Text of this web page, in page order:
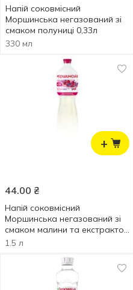
Напій соковмісний
Моршинська негазований зі
смаком полуниці 0,33л
330 мл
+
44.00 ₴
Напій соковмісний
Моршинська негазований зі
смаком малини та екстрактом
лаванди 1,5л
1.5 л